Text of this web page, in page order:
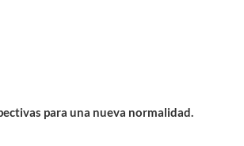
para una nueva normalidad.